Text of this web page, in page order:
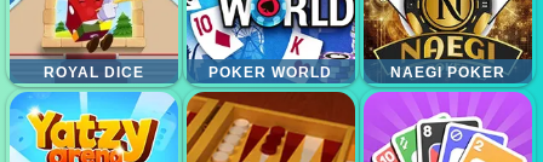
ROYAL DICE POKER WORLD NAEGI POKER